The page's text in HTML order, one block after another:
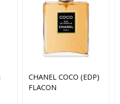
CHANEL COCO (EDP)
FLACON